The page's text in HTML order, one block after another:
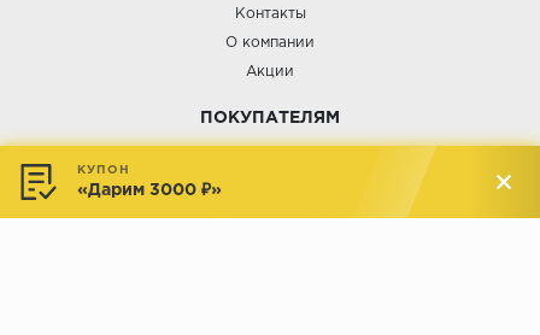
Контакты
О компании
Акции
ПОКУПАТЕЛЯМ
Доставка и оплата
Обмен и возврат
КУПОН
«Дарим 3000 ₽»